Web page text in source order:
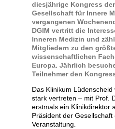
diesjährige Kongress
Gesellschaft für Innere
vergangenen
DGIM vertritt die
Inneren Medizin und
Mitgliedern zu den
wissenschaftlichen
Europa. Jährlich
Teilnehmer den
Das Klinikum
stark vertreten – mit Prof.
erstmals ein Klinikdirektor
Präsident der
Veranstaltung.